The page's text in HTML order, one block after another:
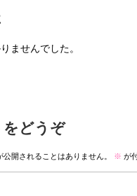
ませんでした。
をどうぞ
公開されることはありません。 ※ が